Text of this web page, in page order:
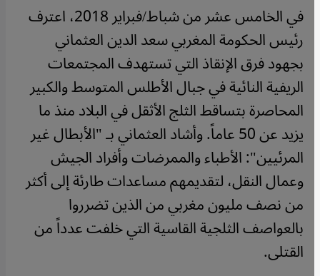
في الخامس عشر من شباط/فبراير 2018، اعترف
رئيس الحكومة المغربي سعد الدين العثماني
بجهود فرق الإنقاذ التي تستهدف المجتمعات
الريفية النائية في جبال الأطلس المتوسط والكبير
المحاصرة بتساقط الثلج الأثقل في البلاد منذ ما
يزيد عن 50 عاماً. وأشاد العثماني بـ "الأبطال غير
المرئيين": الأطباء والممرضات وأفراد الجيش
وعمال النقل، لتقديمهم مساعدات طارئة إلى أكثر
من نصف مليون مغربي من الذين تضرروا
بالعواصف الثلجية القاسية التي خلفت عدداً من
القتلى.